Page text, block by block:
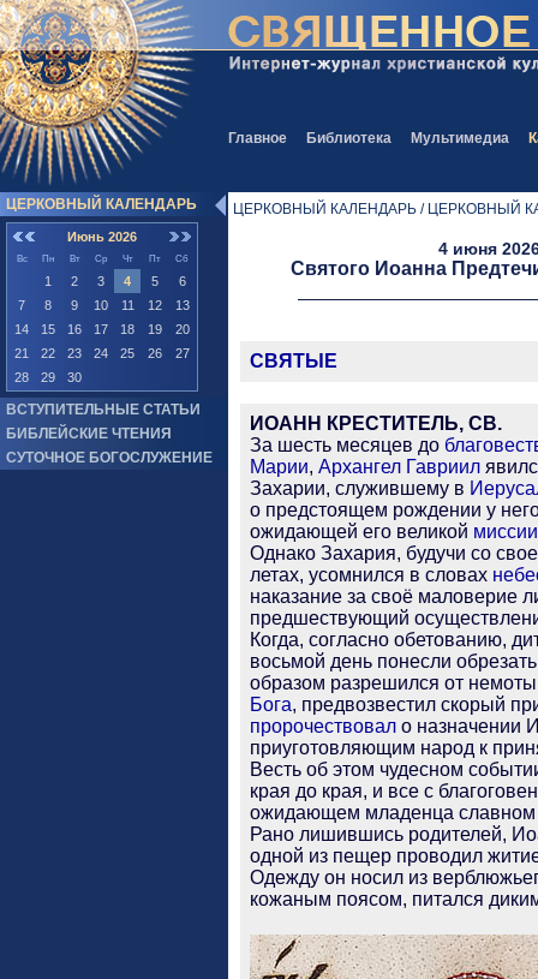
Главное Библиотека Мультимедиа
ЦЕРКОВНЫЙ КАЛЕНДАРЬ
Июнь 2026
Вс Пн Вт Ср Чт Пт Сб
1 2 3 4 5
6
7
8 9 10 11 12
13
14
15 16 17 18 19
20
21
22 23 24 25 26
27
28
29 30
ВСТУПИТЕЛЬНЫЕ СТАТЬИ
БИБЛЕЙСКИЕ ЧТЕНИЯ
СУТОЧНОЕ БОГОСЛУЖЕНИЕ
ЦЕРКОВНЫЙ КАЛЕНДАРЬ / ЦЕРКОВНЫЙ
4 июня
Святого Иоанна
СВЯТЫЕ
ИОАНН КРЕСТИТЕЛЬ, СВ.
За шесть месяцев до
Марии, Архангел Гавриил
Захарии, служившему в
о предстоящем рождении у
ожидающей его великой миссии
Однако Захария, будучи со
летах, усомнился в словах
наказание за своё маловерие
предшествующий
Когда, согласно обетованию,
восьмой день понесли
образом разрешился от
Бога, предвозвестил скорый
пророчествовал о назначении
приуготовляющим народ к
Весть об этом чудесном
края до края, и все с
ожидающем младенца
Рано лишившись родителей,
одной из пещер проводил
Одежду он носил из
кожаным поясом, питался